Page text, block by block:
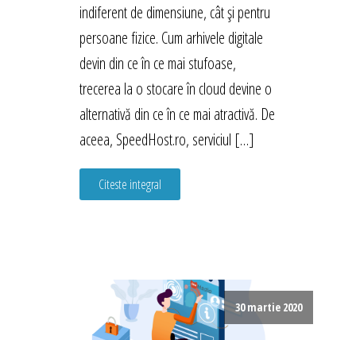
indiferent de dimensiune, cât și pentru
persoane fizice. Cum arhivele digitale
devin din ce în ce mai stufoase,
trecerea la o stocare în cloud devine o
alternativă din ce în ce mai atractivă. De
aceea, SpeedHost.ro, serviciul […]
Citeste integral
30 martie 2020